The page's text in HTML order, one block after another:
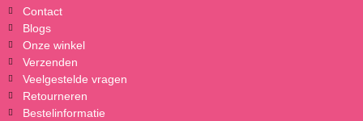
Contact
Blogs
Onze winkel
Verzenden
Veelgestelde vragen
Retourneren
Bestelinformatie